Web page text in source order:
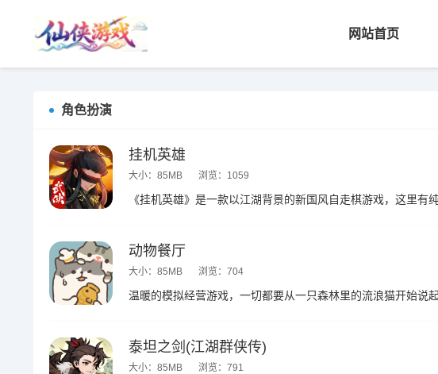
网站首页
角色扮演
挂机英雄
大小：85MB 浏览：1059
动物餐厅
大小：85MB 浏览：704
泰坦之剑(江湖群侠传)
大小：85MB 浏览：791